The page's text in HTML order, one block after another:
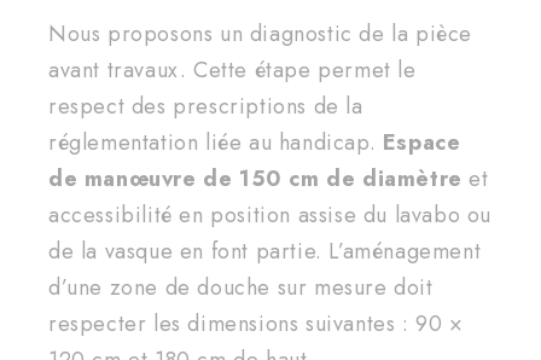
Nous proposons un diagnostic de la pièce
avant travaux. Cette étape permet le
respect des prescriptions de la
réglementation liée au handicap. Espace
de manœuvre de 150 cm de diamètre et
accessibilité en position assise du lavabo ou
de la vasque en font partie. L’aménagement
d’une zone de douche sur mesure doit
respecter les dimensions suivantes : 90 ×